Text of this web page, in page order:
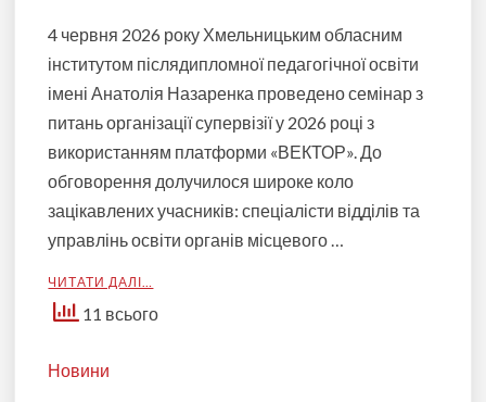
4 червня 2026 року Хмельницьким обласним
інститутом післядипломної педагогічної освіти
імені Анатолія Назаренка проведено семінар з
питань організації супервізії у 2026 році з
використанням платформи «ВЕКТОР». До
обговорення долучилося широке коло
зацікавлених учасників: спеціалісти відділів та
управлінь освіти органів місцевого …
ЧИТАТИ ДАЛІ…
11 всього
Новини